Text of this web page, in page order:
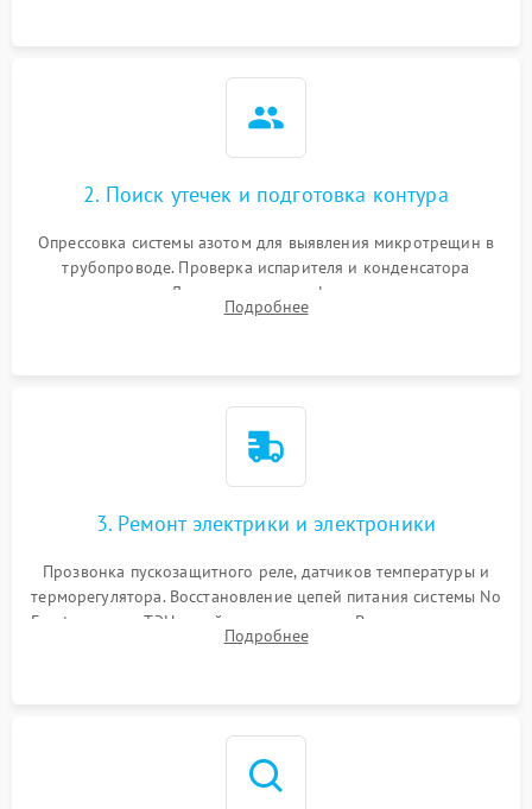
1800 ₽
2. Поиск утечек и подготовка контура
Опрессовка системы азотом для выявления микротрещин в
трубопроводе. Проверка испарителя и конденсатора
течеискателем. Демонтаж старого фильтра-осушителя и
продувка капиллярной трубки для устранения засоров.
Подробнее
3. Ремонт электрики и электроники
Прозвонка пускозащитного реле, датчиков температуры и
терморегулятора. Восстановление цепей питания системы No
Frost, включая ТЭН оттайки и вентилятор. Ремонт или замена
платы управления при сбоях алгоритмов.
Подробнее